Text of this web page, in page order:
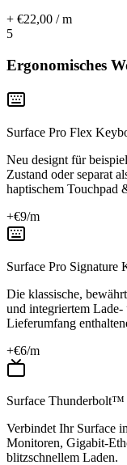
+ €22,00 / m
5
Ergonomisches
Surface Pro Flex
Neu designt für
Zustand oder separat
haptischem Touchpad
+€9/m
Surface Pro Signature
Die klassische,
und integriertem
Lieferumfang
+€6/m
Surface
Verbindet Ihr Surface
Monitoren, Gigabit-
blitzschnellem Laden.